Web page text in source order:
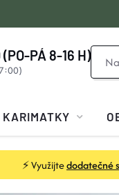
⚡ Využijtedodatečné
PÁ 8-16 H)
KARIMATKY